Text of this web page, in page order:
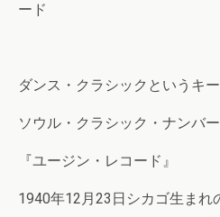
ード
ダンス・クラシックというキ
ソウル・クラシック・ナンバ
『ユージン・レコード』
1940年12月23日シカゴ生まれ